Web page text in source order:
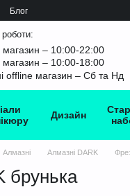
Блог
роботи:
магазин – 10:00-22:00
магазин – 10:00-18:00
offline магазин – Сб та Нд
Дизайн
Алмазні Алмазні DARK
брунька